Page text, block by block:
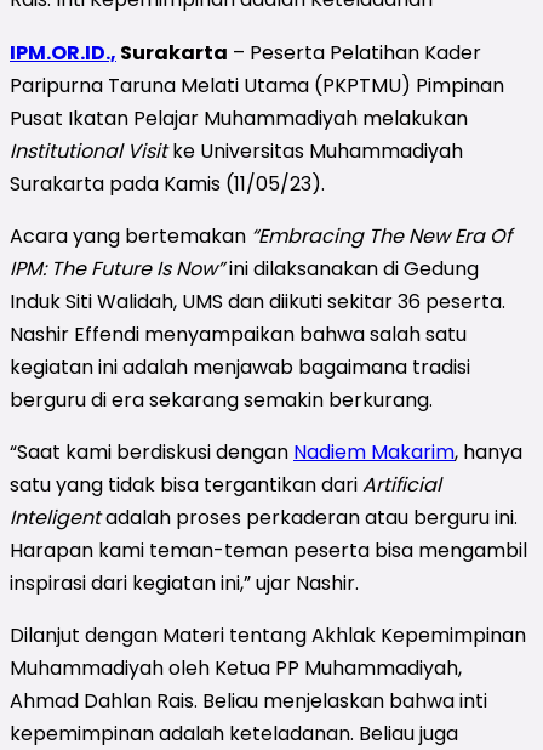
IPM.OR.ID., Surakarta – Peserta Pelatihan Kader
Paripurna Taruna Melati Utama (PKPTMU) Pimpinan
Pusat Ikatan Pelajar Muhammadiyah melakukan
Institutional Visitke Universitas Muhammadiyah
Surakarta pada Kamis (11/05/23).
Acara yang bertemakan “Embracing The New Era Of
IPM: The Future Is Now”ini dilaksanakan di Gedung
Induk Siti Walidah, UMS dan diikuti sekitar 36 peserta.
Nashir Effendi menyampaikan bahwa salah satu
kegiatan ini adalah menjawab bagaimana tradisi
berguru di era sekarang semakin berkurang.
“Saat kami berdiskusi dengan Nadiem Makarim, hanya
satu yang tidak bisa tergantikan dariArtificial
Inteligentadalah proses perkaderan atau berguru ini.
Harapan kami teman-teman peserta bisa mengambil
inspirasi dari kegiatan ini,” ujar Nashir.
Dilanjut dengan Materi tentang Akhlak Kepemimpinan
Muhammadiyah oleh Ketua PP Muhammadiyah,
Ahmad Dahlan Rais. Beliau menjelaskan bahwa inti
kepemimpinan adalah keteladanan. Beliau juga